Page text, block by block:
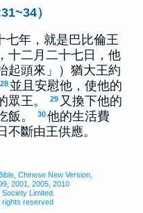
）
七年，就是巴比倫王
十二月二十七日，他
起頭來」）猶大王約
28 並且安慰他，使他的
王。
29 又換下他的
。
30他的生活費
斷由王供應。
Chinese New Version,
2001, 2005, 2010
Limited.
rights reserved